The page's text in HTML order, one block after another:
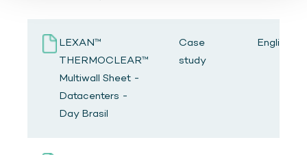
LEXAN™
THERMOCLEAR™
Multiwall Sheet -
Datacenters -
Day Brasil
Case
study
English